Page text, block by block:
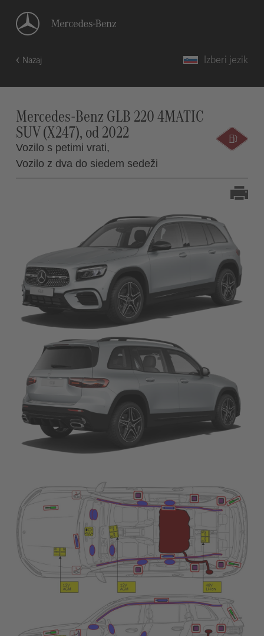
Nazaj Izberi jezik
Mercedes-Benz GLB 220 4MATIC
SUV (X247), od 2022
Vozilo s petimi vrati,
Vozilo z dva do siedem sedeži